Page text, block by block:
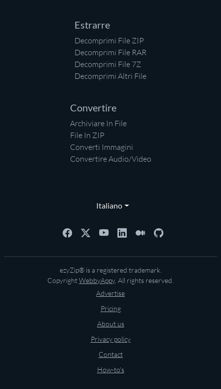
Estrarre
Decomprimi File ZIP
Decomprimi File RAR
Decomprimi File 7Z
Decomprimi Altri File
Convertire
Archiviare In File
File In ZIP
Converti Immagini
Convertire Audio/Video
Italiano
ezyZip® is a registered trademark.
CopyrightWebbyAppy. All rights reserved.
Advertise
Pricing
About us
Privacy policy
Contact
How-to's